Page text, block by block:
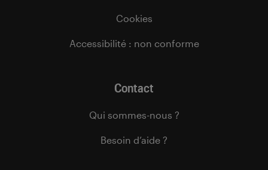
Cookies
Accessibilité : non conforme
Contact
Qui sommes-nous ?
Besoin d’aide ?